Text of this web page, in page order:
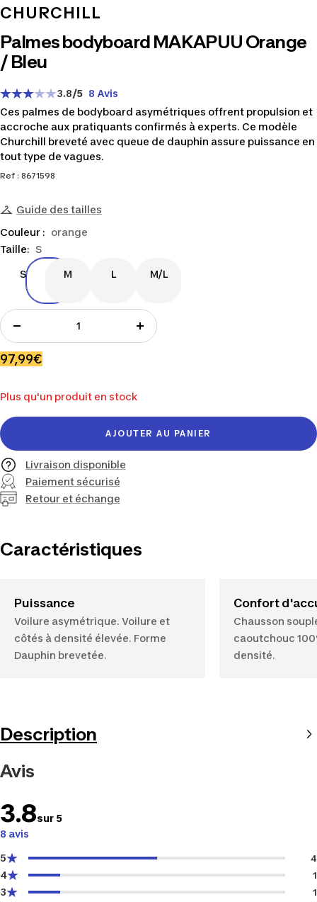
CHURCHILL
Palmes bodyboard MAKAPUU Orange
/ Bleu
3.8/5 8 Avis
Ces palmes de bodyboard asymétriques offrent propulsion et
accroche aux pratiquants confirmés à experts. Ce modèle
Churchill breveté avec queue de dauphin assure puissance en
tout type de vagues.
Ref : 8671598
Guide des tailles
Taille: S
S
S M
M LL M/L
M/L
Couleur : orange
la
quantité
Augmenter
Prix
vente
97,99€
Plus qu'un produit en stock
AJOUTER AU PANIER
Livraison disponible
Paiement sécurisé
Retour et échange
Caractéristiques
Puissance
Voilure asymétrique. Voilure et
côtés à densité élevée. Forme
Dauphin brevetée.
Confort
Chausson
caoutchouc
densité.
Description
Avis
3.8sur 5
8 avis
5 4
4 1
3 1